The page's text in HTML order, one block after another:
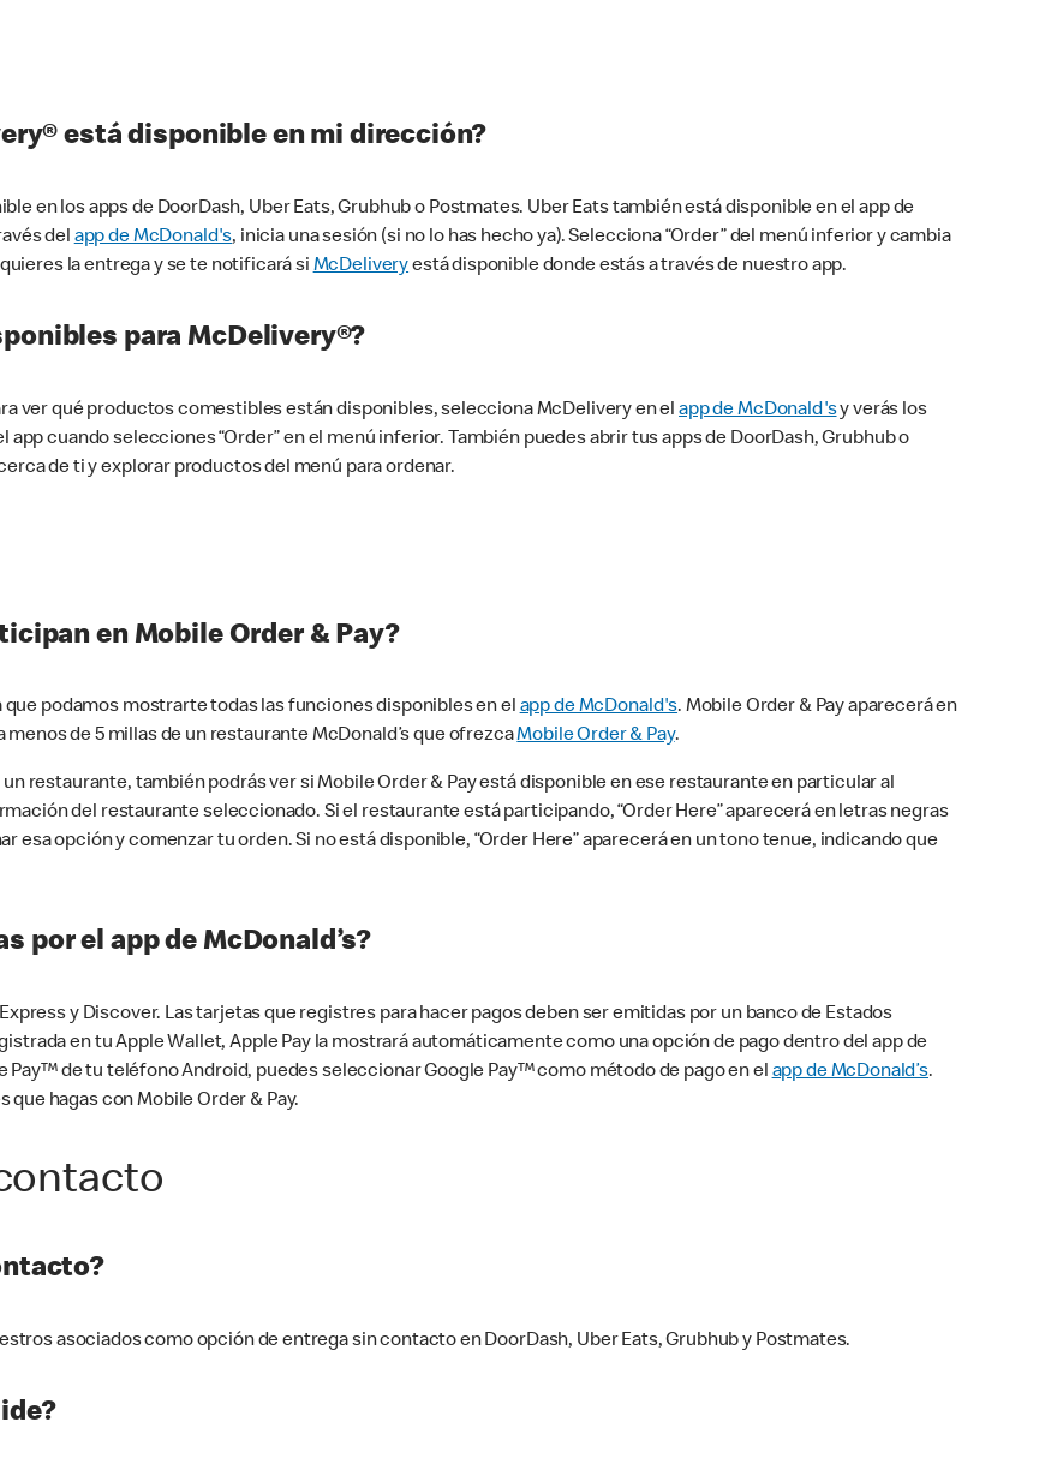
está disponible en mi dirección?
en los apps de DoorDash, Uber Eats, Grubhub o Postmates. Uber Eats también está disponible en el app de
del app de McDonald's, inicia una sesión (si no lo has hecho ya). Selecciona “Order” del menú inferior y cambia
quieres la entrega y se te notificará si McDeliveryestá disponible donde estás a través de nuestro app.
para McDelivery®?
ver qué productos comestibles están disponibles, selecciona McDelivery en elapp de McDonald'sy verás los
cuando selecciones “Order” en el menú inferior. También puedes abrir tus apps de DoorDash, Grubhub o
de ti y explorar productos del menú para ordenar.
en Mobile Order & Pay?
podamos mostrarte todas las funciones disponibles en elapp de McDonald's. Mobile Order & Pay aparecerá en
de 5 millas de un restaurante McDonald’s que ofrezcaMobile Order & Pay.
restaurante, también podrás ver si Mobile Order & Pay está disponible en ese restaurante en particular al
del restaurante seleccionado. Si el restaurante está participando, “Order Here” aparecerá en letras negras
esa opción y comenzar tu orden. Si no está disponible, “Order Here” aparecerá en un tono tenue, indicando que
por el app de McDonald’s?
y Discover. Las tarjetas que registres para hacer pagos deben ser emitidas por un banco de Estados
en tu Apple Wallet, Apple Pay la mostrará automáticamente como una opción de pago dentro del app de
Pay™ de tu teléfono Android, puedes seleccionar Google Pay™ como método de pago en elapp de McDonald’s.
que hagas con Mobile Order & Pay.
asociados como opción de entrega sin contacto en DoorDash, Uber Eats, Grubhub y Postmates.